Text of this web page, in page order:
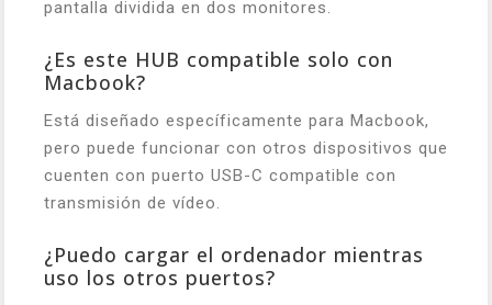
pantalla dividida en dos monitores.
¿Es este HUB compatible solo con
Macbook?
Está diseñado específicamente para Macbook,
pero puede funcionar con otros dispositivos que
cuenten con puerto USB-C compatible con
transmisión de vídeo.
¿Puedo cargar el ordenador mientras
uso los otros puertos?